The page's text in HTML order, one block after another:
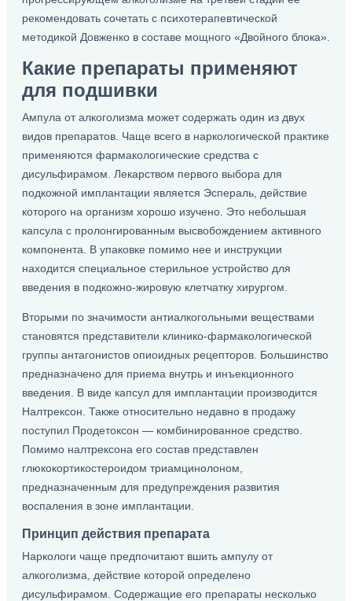
рекомендовать сочетать с психотерапевтической
методикой Довженко в составе мощного «Двойного блока».
Какие препараты применяют
для подшивки
Ампула от алкоголизма может содержать один из двух
видов препаратов. Чаще всего в наркологической практике
применяются фармакологические средства с
дисульфирамом. Лекарством первого выбора для
подкожной имплантации является Эспераль, действие
которого на организм хорошо изучено. Это небольшая
капсула с пролонгированным высвобождением активного
компонента. В упаковке помимо нее и инструкции
находится специальное стерильное устройство для
введения в подкожно-жировую клетчатку хирургом.
Вторыми по значимости антиалкогольными веществами
становятся представители клинико-фармакологической
группы антагонистов опиоидных рецепторов. Большинство
предназначено для приема внутрь и инъекционного
введения. В виде капсул для имплантации производится
Налтрексон. Также относительно недавно в продажу
поступил Продетоксон — комбинированное средство.
Помимо налтрексона его состав представлен
глюкокортикостероидом триамцинолоном,
предназначенным для предупреждения развития
воспаления в зоне имплантации.
Принцип действия препарата
Наркологи чаще предпочитают вшить ампулу от
алкоголизма, действие которой определено
дисульфирамом. Содержащие его препараты несколько